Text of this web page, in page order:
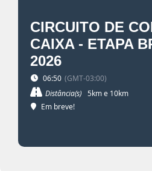
CIRCUITO DE
CAIXA - ETAPA
2026
06:50 (GMT-03:00)
Distância(s) 5km e 10km
Em breve!